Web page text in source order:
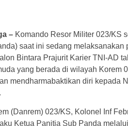
– Komando Resor Militer 023/KS
saat ini sedang melaksanakan
Bintara Prajurit Karier TNI-AD
yang berada di wilayah Korem
mendharmabaktikan diri kepada
(Danrem) 023/KS, Kolonel Inf
Ketua Panitia Sub Panda